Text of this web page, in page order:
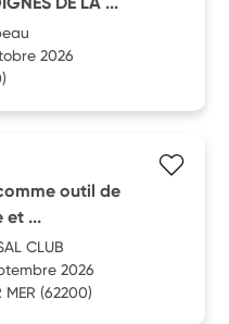
2026
outil de
et ...
CLUB
2026
MER (62200)